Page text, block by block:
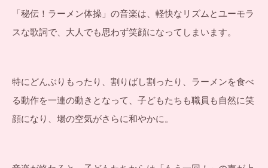
「秘伝！ラーメン体操」の音楽は、軽快なリズムとユーモラ
スな歌詞で、大人でも思わず笑顔になってしまいます。
特にどんぶりもったり、割りばし割ったり、ラーメンを食べ
る動作を一連の動きとなって、子どもたちも職員も自然に笑
顔になり、場の空気がさらに和やかに。